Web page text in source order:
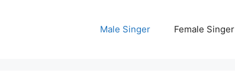
Male Singer Female Singer